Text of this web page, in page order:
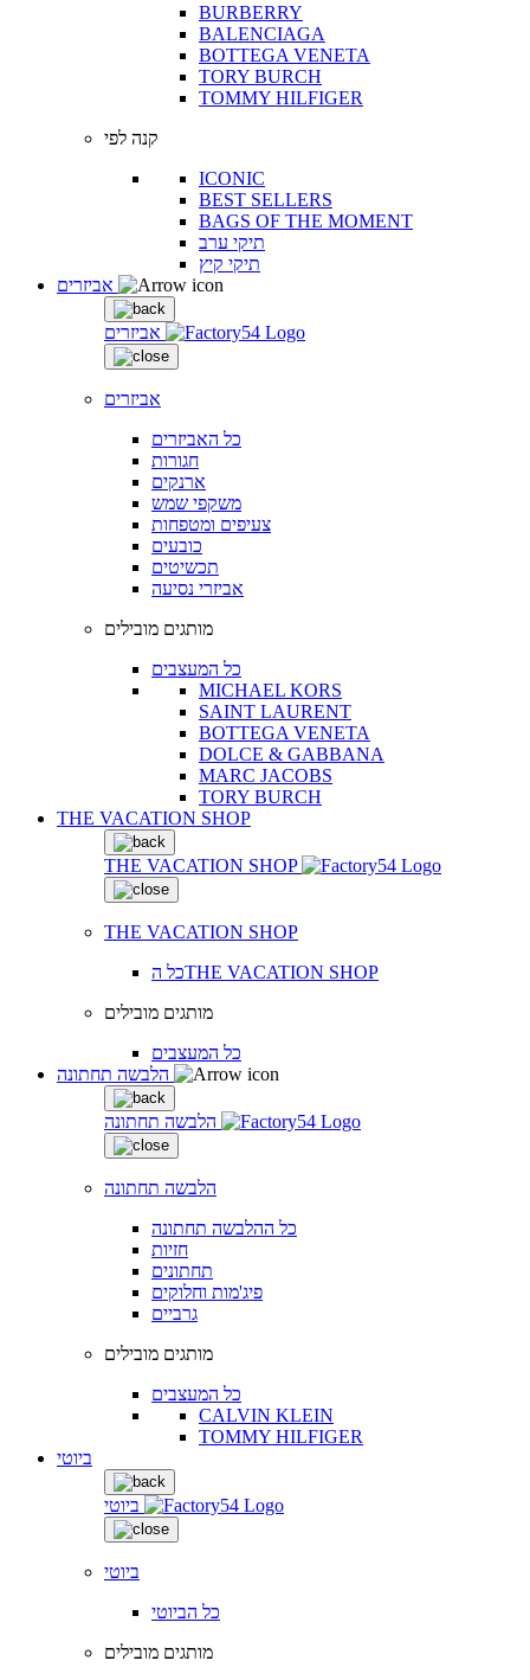
BURBERRY
BALENCIAGA
BOTTEGA VENETA
TORY BURCH
TOMMY HILFIGER
קנה לפי
ICONIC
BEST SELLERS
BAGS OF THE MOMENT
תיקי ערב
תיקי קיץ
אביזרים
אביזרים
כל האביזרים
חגורות
ארנקים
משקפי שמש
צעיפים ומטפחות
כובעים
תכשיטים
אביזרי נסיעה
מותגים מובילים
כל המעצבים
MICHAEL KORS
SAINT LAURENT
BOTTEGA VENETA
DOLCE & GABBANA
MARC JACOBS
TORY BURCH
THE VACATION SHOP
THE VACATION SHOP
THE VACATION SHOP
כל הTHE VACATION SHOP
מותגים מובילים
כל המעצבים
הלבשה תחתונה
הלבשה תחתונה
כל ההלבשה תחתונה
חזיות
תחתונים
פיג'מות וחלוקים
גרביים
מותגים מובילים
כל המעצבים
CALVIN KLEIN
TOMMY HILFIGER
ביוטי
ביוטי
ביוטי
כל הביוטי
מותגים מובילים